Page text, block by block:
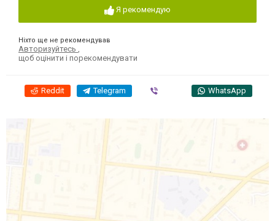
Я рекомендую
Ніхто ще не рекомендував
Авторизуйтесь
щоб оцінити і порекомендувати
Reddit Telegram WhatsApp